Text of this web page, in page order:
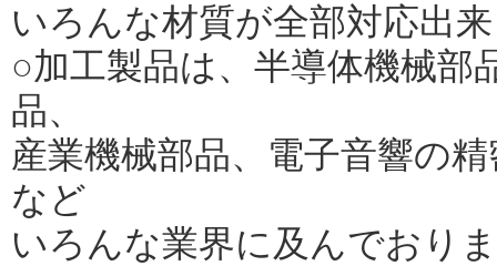
いろんな材質が全部対応出
○加工製品は、半導体機械部
品、
産業機械部品、電子音響の
など
いろんな業界に及んでおり